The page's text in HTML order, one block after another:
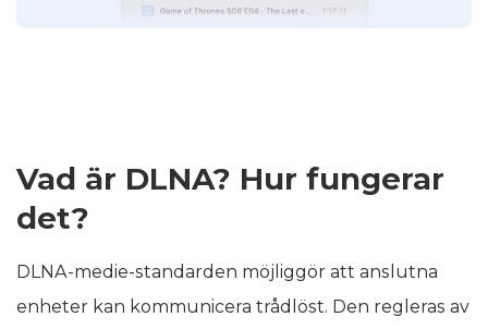
Vad är DLNA? Hur fungerar
det?
DLNA-medie-standarden möjliggör att anslutna
enheter kan kommunicera trådlöst. Den regleras av